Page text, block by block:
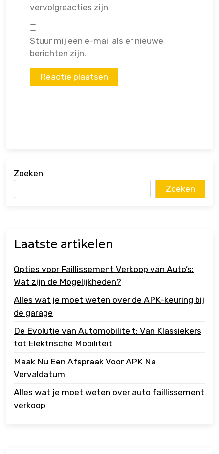
vervolgreacties zijn.
Stuur mij een e-mail als er nieuwe
berichten zijn.
Zoeken
Zoeken
Laatste artikelen
Opties voor Faillissement Verkoop van Auto’s:
Wat zijn de Mogelijkheden?
Alles wat je moet weten over de APK-keuring bij
de garage
De Evolutie van Automobiliteit: Van Klassiekers
tot Elektrische Mobiliteit
Maak Nu Een Afspraak Voor APK Na
Vervaldatum
Alles wat je moet weten over auto faillissement
verkoop